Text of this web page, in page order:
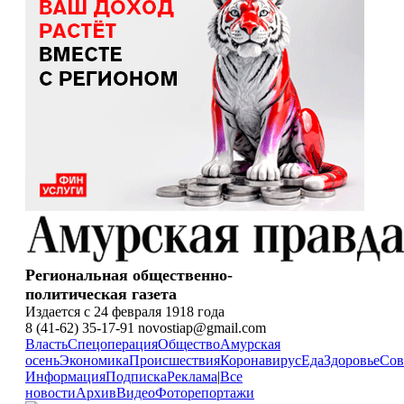
Региональная общественно-
политическая газета
Издается с 24 февраля 1918 года
8 (41-62) 35-17-91 novostiap@gmail.com
ВластьСпецоперацияОбществоАмурская
осеньЭкономикаПроисшествияКоронавирусЕдаЗдоровье
ИнформацияПодпискаРеклама|Все
новостиАрхивВидеоФоторепортажи